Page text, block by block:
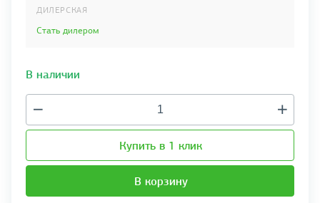
ДИЛЕРСКАЯ
Стать дилером
В наличии
Купить в 1 клик
В корзину